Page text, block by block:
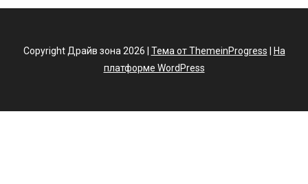
Copyright Драйв зона 2026 | Тема от ThemeinProgress
На
платформе WordPress